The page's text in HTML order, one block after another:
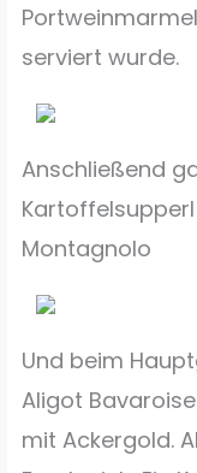
serviert wurde.
Anschließend
Montagnolo
Und beim
Aligot Bavaroise
mit Ackergold.